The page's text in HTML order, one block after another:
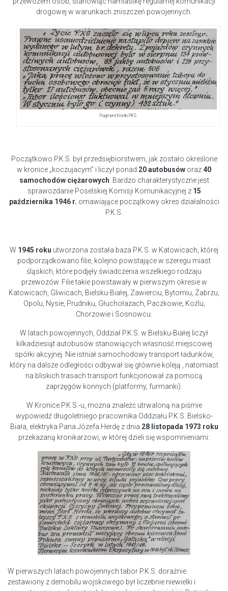
drogowej w warunkach zniszczeń powojennych.
Fragment Kroniki PKS
Początkowo P.K.S. był przedsiębiorstwem, jak zostało określone
w kronice „koczujacym” i liczył ponad 20 autobusów oraz40
samochodów ciężarowych . Bardzo charakterystyczne jest
sprawozdanie Poselskiej Komisji Komunikacyjnej z 15
października 1946 r. omawiające początkowy okres działalności
P.K.S.
W 1945 roku utworzona została baza P.K.S. w Katowicach, której
podporządkowano filie, kolejno powstające w szeregu miast
śląskich, które podjęły świadczenia wszelkiego rodzaju
przewozów. Filie takie powstawały w pierwszym okresie w
Katowicach, Gliwicach, Bielsku-Białej, Zawierciu, Bytomiu, Zabrzu,
Opolu, Nysie, Prudniku, Głuchołazach, Paczkowie, Koźlu,
Chorzowie i Sosnowcu.
W latach powojennych, Oddział P.K.S. w Bielsku-Białej liczył
kilkadziesiąt autobusów stanowiących własność miejscowej
spółki akcyjnej. Nie istniał samochodowy transport ładunków,
który na dalsze odległości odbywał się głównie koleją , natomiast
na bliskich trasach transport funkcjonował za pomocą
zaprzęgów konnych (platformy, furmanki).
W Kronice P.K.S.-u, można znaleźć utrwaloną na piśmie
wypowiedź długoletniego pracownika Oddziału P.K.S. Bielsko-
Biała, elektryka Pana Józefa Herdęz dnia 28 listopada 1973 roku
przekazaną kronikarzowi, w której dzieli się wspomnieniami:
W pierwszych latach powojennych tabor P.K.S. doraźnie
zestawiony z demobilu wojskowego był liczebnie niewielki i